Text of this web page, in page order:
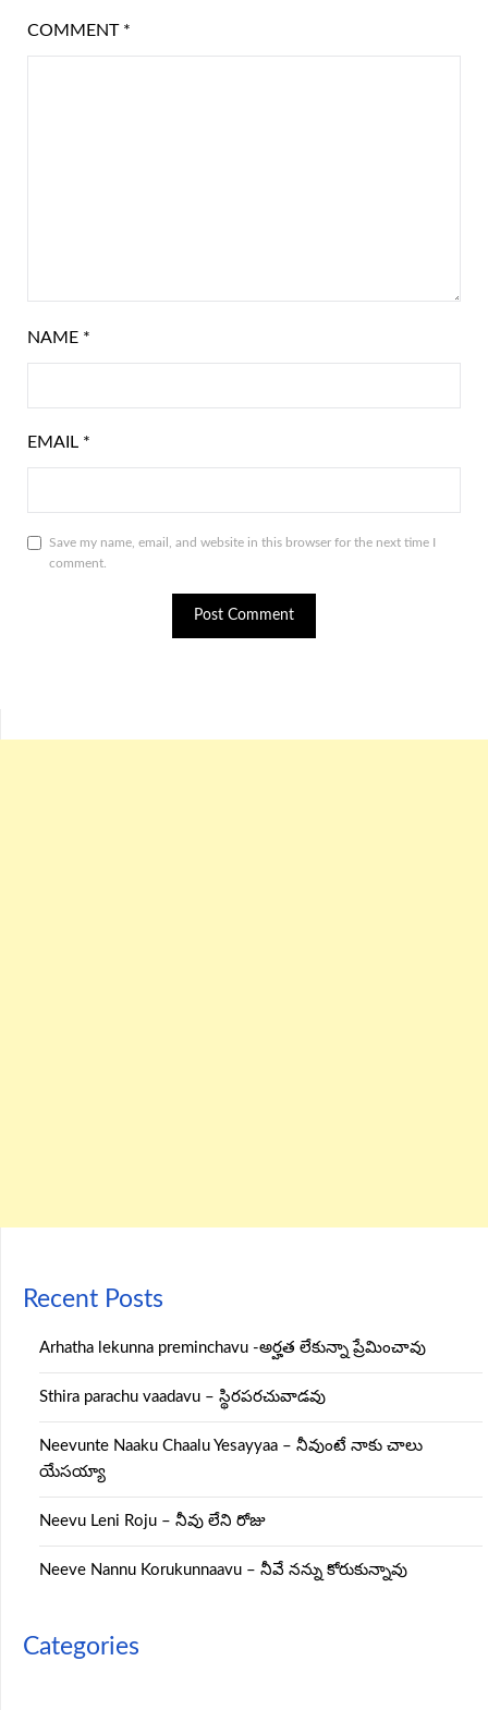
COMMENT *
NAME *
EMAIL *
Save my name, email, and website in this browser for the next time I
comment.
Recent Posts
Arhatha lekunna preminchavu -అర్హత లేకున్నా ప్రేమించావు
Sthira parachu vaadavu – స్థిరపరచువాడవు
Neevunte Naaku Chaalu Yesayyaa – నీవుంటే నాకు చాలు
యేసయ్యా
Neevu Leni Roju – నీవు లేని రోజు
Neeve Nannu Korukunnaavu – నీవే నన్ను కోరుకున్నావు
Categories